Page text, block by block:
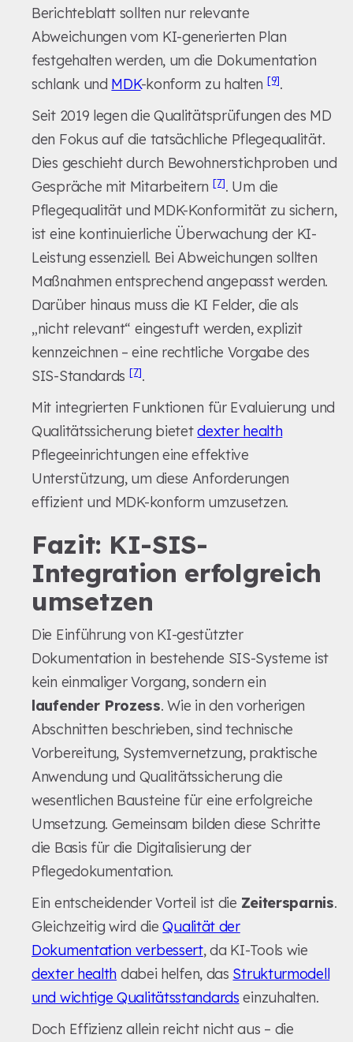
Berichteblatt sollten nur relevante
Abweichungen vom KI-generierten Plan
festgehalten werden, um die Dokumentation
schlank und MDK-konform zu halten[9].
Seit 2019 legen die Qualitätsprüfungen des MD
den Fokus auf die tatsächliche Pflegequalität.
Dies geschieht durch Bewohnerstichproben und
Gespräche mit Mitarbeitern [7]. Um die
Pflegequalität und MDK-Konformität zu sichern,
ist eine kontinuierliche Überwachung der KI-
Leistung essenziell. Bei Abweichungen sollten
Maßnahmen entsprechend angepasst werden.
Darüber hinaus muss die KI Felder, die als
„nicht relevant“ eingestuft werden, explizit
kennzeichnen – eine rechtliche Vorgabe des
SIS-Standards[7].
Mit integrierten Funktionen für Evaluierung und
Qualitätssicherung bietetdexter health
Pflegeeinrichtungen eine effektive
Unterstützung, um diese Anforderungen
effizient und MDK-konform umzusetzen.
Fazit: KI-SIS-
Integration erfolgreich
umsetzen
Die Einführung von KI-gestützter
Dokumentation in bestehende SIS-Systeme ist
kein einmaliger Vorgang, sondern ein
laufender Prozess. Wie in den vorherigen
Abschnitten beschrieben, sind technische
Vorbereitung, Systemvernetzung, praktische
Anwendung und Qualitätssicherung die
wesentlichen Bausteine für eine erfolgreiche
Umsetzung. Gemeinsam bilden diese Schritte
die Basis für die Digitalisierung der
Pflegedokumentation.
Ein entscheidender Vorteil ist die Zeitersparnis.
Gleichzeitig wird dieQualität der
Dokumentation verbessert, da KI-Tools wie
dexter health dabei helfen, das Strukturmodell
und wichtige Qualitätsstandards einzuhalten.
Doch Effizienz allein reicht nicht aus – die